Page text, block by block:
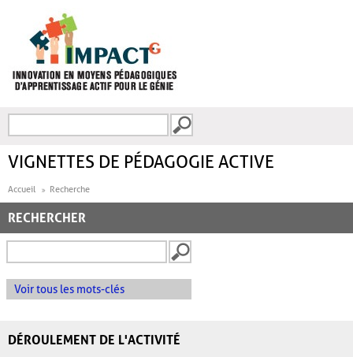
FORMULAIRE DE
VIGNETTES DE PÉDAGOGIE ACTIVE
Accueil Recherche
RECHERCHER
Voir tous les mots-clés
DÉROULEMENT DE L'ACTIVITÉ